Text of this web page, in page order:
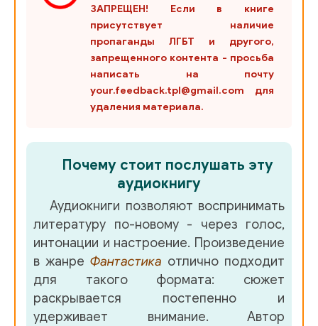
ЗАПРЕЩЕН! Если в книге
присутствует наличие
пропаганды ЛГБТ и другого,
запрещенного контента - просьба
написать на почту
your.feedback.tpl@gmail.com для
удаления материала.
Почему стоит послушать эту
аудиокнигу
Аудиокниги позволяют воспринимать
литературу по-новому - через голос,
интонации и настроение. Произведение
в жанре Фантастика отлично подходит
для такого формата: сюжет
раскрывается постепенно и
удерживает внимание. Автор